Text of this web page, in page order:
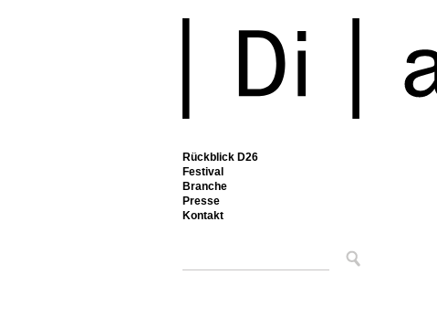
Rückblick D26
Festival
Branche
Presse
Kontakt